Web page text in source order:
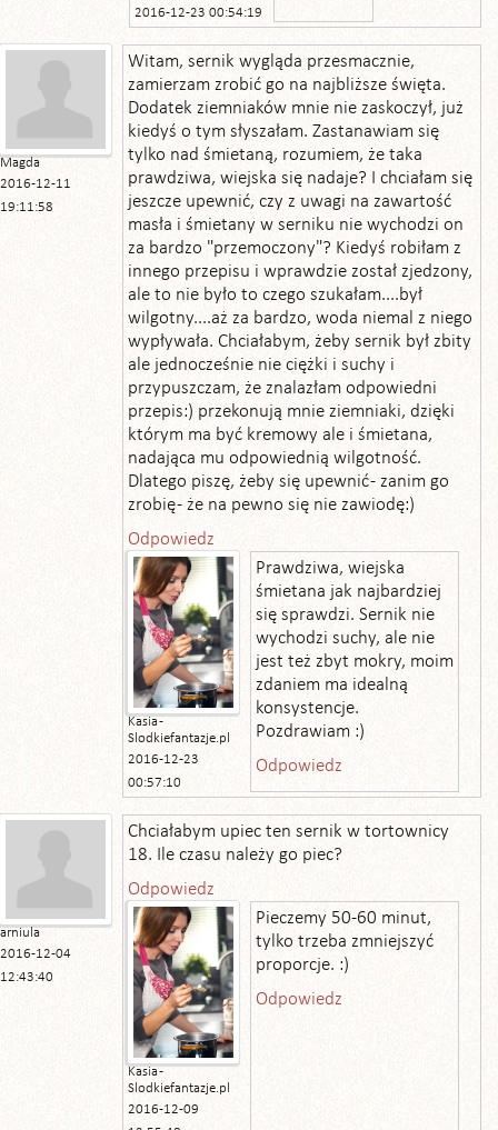
2016-12-23 00:54:19
Magda
2016-12-11
19:11:58
Witam, sernik wygląda przesmacznie,
zamierzam zrobić go na najbliższe święta.
Dodatek ziemniaków mnie nie zaskoczył, już
kiedyś o tym słyszałam. Zastanawiam się
tylko nad śmietaną, rozumiem, że taka
prawdziwa, wiejska się nadaje? I chciałam się
jeszcze upewnić, czy z uwagi na zawartość
masła i śmietany w serniku nie wychodzi on
za bardzo "przemoczony"? Kiedyś robiłam z
innego przepisu i wprawdzie został zjedzony,
ale to nie było to czego szukałam....był
wilgotny....aż za bardzo, woda niemal z niego
wypływała. Chciałabym, żeby sernik był zbity
ale jednocześnie nie ciężki i suchy i
przypuszczam, że znalazłam odpowiedni
przepis:) przekonują mnie ziemniaki, dzięki
którym ma być kremowy ale i śmietana,
nadająca mu odpowiednią wilgotność.
Dlatego piszę, żeby się upewnić - zanim go
zrobię - że na pewno się nie zawiodę:)
Odpowiedz
Kasia -
Slodkiefantazje.pl
2016-12-23
00:57:10
Prawdziwa, wiejska
śmietana jak najbardziej
się sprawdzi. Sernik nie
wychodzi suchy, ale nie
jest też zbyt mokry, moim
zdaniem ma idealną
konsystencje.
Pozdrawiam :)
Odpowiedz
arniula
2016-12-04
12:43:40
Chciałabym upiec ten sernik w tortownicy
18. Ile czasu należy go piec?
Odpowiedz
Kasia -
Slodkiefantazje.pl
2016-12-09
Pieczemy 50-60 minut,
tylko trzeba zmniejszyć
proporcje. :)
Odpowiedz